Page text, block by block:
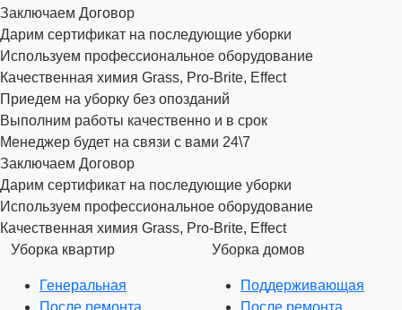
Заключаем Договор
Дарим сертификат на последующие уборки
Используем профессиональное оборудование
Качественная химия Grass, Pro-Brite, Effect
Приедем на уборку без опозданий
Выполним работы качественно и в срок
Менеджер будет на связи с вами 24\7
Заключаем Договор
Дарим сертификат на последующие уборки
Используем профессиональное оборудование
Качественная химия Grass, Pro-Brite, Effect
Уборка квартир
Генеральная
После ремонта
Уборка домов
Поддерживающая
После ремонта